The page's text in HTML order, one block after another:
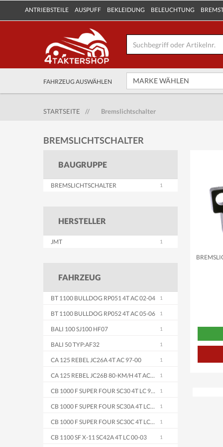
ANTRIEBSTEILE AUSPUFF BEKLEIDUNG BELEUCHTUNG
FAHRZEUG AUSWÄHLEN
STARTSEITE
// Bremslichtschalter
BREMSLICHTSCHALTER
BAUGRUPPE
BREMSLICHTSCHALTER
HERSTELLER
JMT
FAHRZEUG
BT 1100 BULLDOG RP051 4T AC 02-04
BT 1100 BULLDOG RP052 4T AC 05-06
BALI 100 SJ100 HF07
BALI 50 TYP:AF32
CA 125 REBEL JC26A 4T AC 97-00
CA 125 REBEL JC26B 80-KM/H 4T AC 97
CB 1000 F SUPER FOUR SC30 4T LC 93-95
CB 1000 F SUPER FOUR SC30A 4T LC 96
CB 1000 F SUPER FOUR SC30C 4T LC 96
CB 1100 SF X-11 SC42A 4T LC 00-03